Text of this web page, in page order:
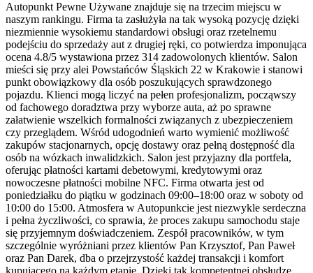
Autopunkt Pewne Używane znajduje się na trzecim miejscu w
naszym rankingu. Firma ta zasłużyła na tak wysoką pozycję dzięki
niezmiennie wysokiemu standardowi obsługi oraz rzetelnemu
podejściu do sprzedaży aut z drugiej ręki, co potwierdza imponująca
ocena 4.8/5 wystawiona przez 314 zadowolonych klientów. Salon
mieści się przy alei Powstańców Śląskich 22 w Krakowie i stanowi
punkt obowiązkowy dla osób poszukujących sprawdzonego
pojazdu. Klienci mogą liczyć na pełen profesjonalizm, począwszy
od fachowego doradztwa przy wyborze auta, aż po sprawne
załatwienie wszelkich formalności związanych z ubezpieczeniem
czy przeglądem. Wśród udogodnień warto wymienić możliwość
zakupów stacjonarnych, opcję dostawy oraz pełną dostępność dla
osób na wózkach inwalidzkich. Salon jest przyjazny dla portfela,
oferując płatności kartami debetowymi, kredytowymi oraz
nowoczesne płatności mobilne NFC. Firma otwarta jest od
poniedziałku do piątku w godzinach 09:00–18:00 oraz w soboty od
10:00 do 15:00. Atmosfera w Autopunkcie jest niezwykle serdeczna
i pełna życzliwości, co sprawia, że proces zakupu samochodu staje
się przyjemnym doświadczeniem. Zespół pracowników, w tym
szczególnie wyróżniani przez klientów Pan Krzysztof, Pan Paweł
oraz Pan Darek, dba o przejrzystość każdej transakcji i komfort